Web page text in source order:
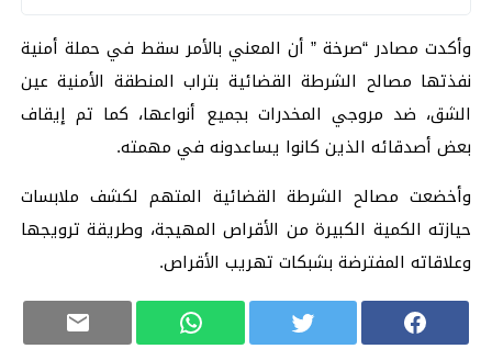
وأكدت مصادر “صرخة ” أن المعني بالأمر سقط في حملة أمنية
نفذتها مصالح الشرطة القضائية بتراب المنطقة الأمنية عين
الشق، ضد مروجي المخدرات بجميع أنواعها، كما تم إيقاف
بعض أصدقائه الذين كانوا يساعدونه في مهمته.
وأخضعت مصالح الشرطة القضائية المتهم لكشف ملابسات
حيازته الكمية الكبيرة من الأقراص المهيجة، وطريقة ترويجها
وعلاقاته المفترضة بشبكات تهريب الأقراص.